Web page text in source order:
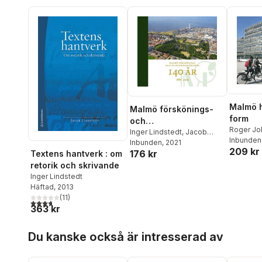
Textens hantverk : om
retorik och skrivande
Inger Lindstedt
Häftad, 2013
3,7utav 5 stjärnor. Totalt antal röster:
(11)
363 kr
Malmö förskönings-
och
planteringsförening
140 år : 1881-2021
Inger Lindstedt, Jacob
Faxe,Åsa Klintborg Ahlklo
Göran Larsson
Inbunden, 2021
176 kr
Malmö
form
Roger
Björn
Inbunden
209 kr
Du kanske också är intresserad av